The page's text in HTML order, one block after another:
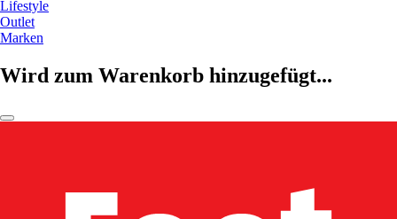
Lifestyle
Outlet
Marken
Wird zum Warenkorb hinzugefügt...